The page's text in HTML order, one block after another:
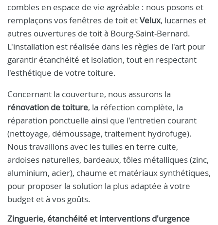
combles en espace de vie agréable : nous posons et
remplaçons vos fenêtres de toit etVelux, lucarnes et
autres ouvertures de toit à Bourg-Saint-Bernard.
L'installation est réalisée dans les règles de l'art pour
garantir étanchéité et isolation, tout en respectant
l'esthétique de votre toiture.
Concernant la couverture, nous assurons la
rénovation de toiture, la réfection complète, la
réparation ponctuelle ainsi que l'entretien courant
(nettoyage, démoussage, traitement hydrofuge).
Nous travaillons avec les tuiles en terre cuite,
ardoises naturelles, bardeaux, tôles métalliques (zinc,
aluminium, acier), chaume et matériaux synthétiques,
pour proposer la solution la plus adaptée à votre
budget et à vos goûts.
Zinguerie, étanchéité et interventions d'urgence